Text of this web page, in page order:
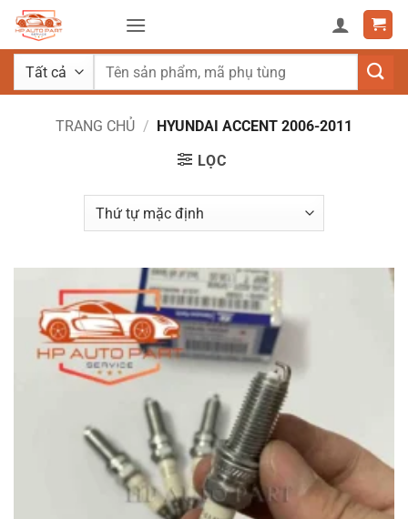
qua
nội
dung
Tìm
TRANG CHỦ / HYUNDAI ACCENT 2006-2011
LỌC